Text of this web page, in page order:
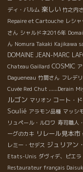
ディ・バルム 楽しい 竹之内
Repaire et Cartouche レシ
さん シャルドネ2016年
ん Nomura Takaki Kajikawa
DOMAINE JEAN-MARC
Chateau Gaillard COSMIC
Dagueneau 竹間さん フレデ
Cuvée Red Chut ......Derain
ルゴン マリオン コート・
Soulié アラモン品種 マッシ
リュペール・ルロワ 寿司職人
ーグのカキ リレール見本市
レミー・セデス ジュリアン
Etats-Unis ダヴィデ、ピエラ
Restaurateur français